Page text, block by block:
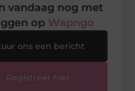
vandaag nog met
op Wapngo
ons een bericht
Registreer hier